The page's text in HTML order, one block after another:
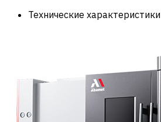
Технические характеристики